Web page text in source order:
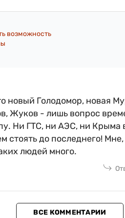
возможность
новый Голодомор, новая
Жуков - лишь вопрос
Ни ГТС, ни АЭС, ни Крыма
стоять до последнего!
людей много.
ВСЕ КОММЕНТАРИИ